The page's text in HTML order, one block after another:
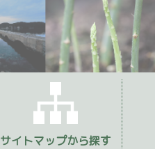
サイトマップから探す